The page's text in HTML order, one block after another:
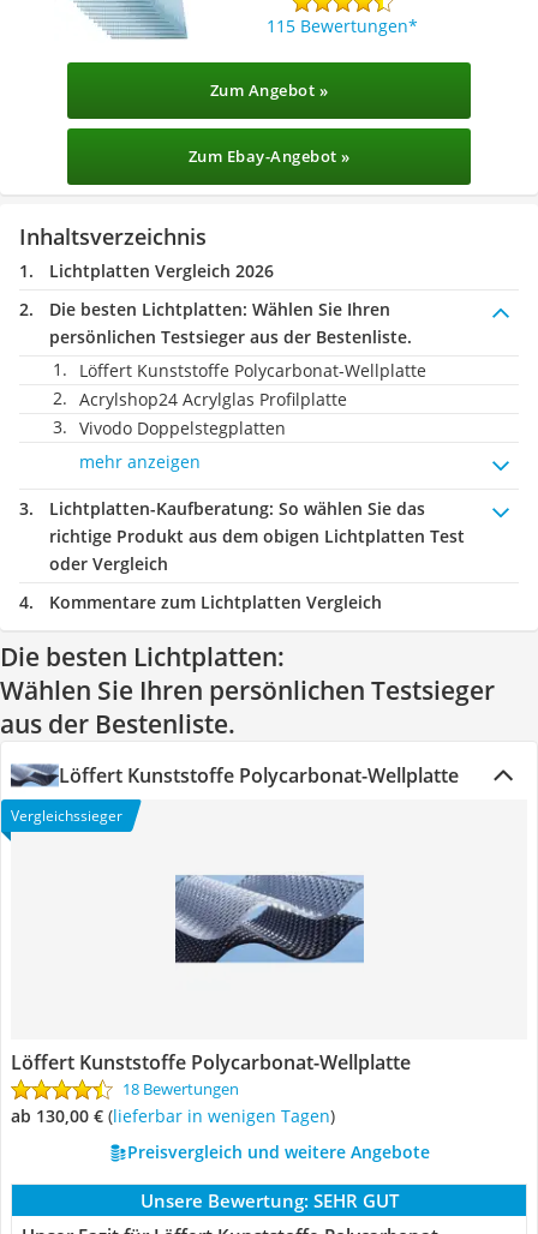
115 Bewertungen
Zum Angebot »
Zum Ebay-Angebot »
Inhaltsverzeichnis
Lichtplatten Vergleich 2026
Die besten Lichtplatten: Wählen Sie Ihren
persönlichen Testsieger aus der Bestenliste.
Löffert Kunststoffe Polycarbonat-Wellplatte
Acrylshop24 Acrylglas Profilplatte
Vivodo Doppelstegplatten
mehr anzeigen
Lichtplatten-Kaufberatung: So wählen Sie das
richtige Produkt aus dem obigen Lichtplatten Test
oder Vergleich
Kommentare zum Lichtplatten Vergleich
Die besten Lichtplatten:
Wählen Sie Ihren persönlichen Testsieger
aus der Bestenliste.
Löffert Kunststoffe Polycarbonat-Wellplatte
Vergleichssieger
Löffert Kunststoffe Polycarbonat-Wellplatte
18 Bewertungen
ab 130,00 € ( Lieferbar in wenigen Tagen)
Preisvergleich und weitere Angebote
Unsere Bewertung: SEHR GUT